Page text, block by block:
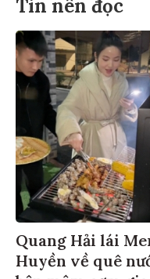
Tin nên đọc
Quang Hải lái
Huyền về quê